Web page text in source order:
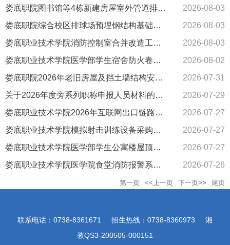
娄底职院图书馆等4栋新建房屋室外管道排水工程管网水质检测服务项目询价采购公告
2026-08-03
娄底职院综合校区排球场预埋钢结构基础检测服务项目询价采购公告
2026-08-03
娄底职业技术学院消防控制室合并改造工程项目采购公告
2026-08-03
娄底职业技术学院医学部学生宿舍防火卷帘及 食堂消防喷淋改造项目询价采购公告
2026-08-02
娄底职院2026年老旧房屋及挡土墙结构安全性检测服务项目询价采购公告
2026-07-31
关于2026年度旁系列职称申报人员材料的公示
2026-07-29
娄底职业技术学院2026年互联网出口链路及带宽 租赁项目公告
2026-07-27
娄底职业技术学院模拟射击训练设备采购项目公告
2026-07-27
娄底职业技术学院医学部学生公寓楼屋顶供水管网改造升级项目公告
2026-07-27
娄底职业技术学院医学院食堂消防报警系统改造询价采购公告
2026-07-26
第一页 <<上一页 下一页>> 尾页
联系电话：0738-8361671 招生热线：0738-8360973 湘
教QS3-200505-000151